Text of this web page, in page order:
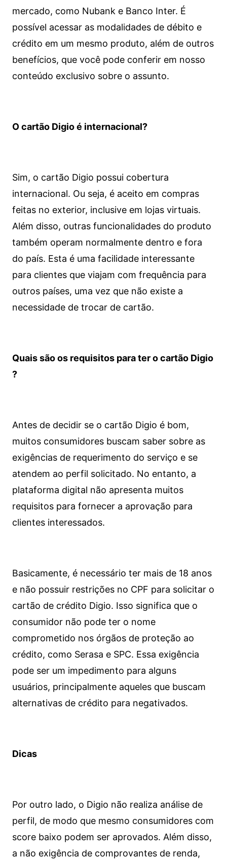
mercado, como Nubank e Banco Inter. É
possível acessar as modalidades de débito e
crédito em um mesmo produto, além de outros
benefícios, que você pode conferir em nosso
conteúdo exclusivo sobre o assunto.
O cartão Digio é internacional?
Sim, o cartão Digio possui cobertura
internacional. Ou seja, é aceito em compras
feitas no exterior, inclusive em lojas virtuais.
Além disso, outras funcionalidades do produto
também operam normalmente dentro e fora
do país. Esta é uma facilidade interessante
para clientes que viajam com frequência para
outros países, uma vez que não existe a
necessidade de trocar de cartão.
Quais são os requisitos para ter o cartão Digio
?
Antes de decidir se o cartão Digio é bom,
muitos consumidores buscam saber sobre as
exigências de requerimento do serviço e se
atendem ao perfil solicitado. No entanto, a
plataforma digital não apresenta muitos
requisitos para fornecer a aprovação para
clientes interessados.
Basicamente, é necessário ter mais de 18 anos
e não possuir restrições no CPF para solicitar o
cartão de crédito Digio. Isso significa que o
consumidor não pode ter o nome
comprometido nos órgãos de proteção ao
crédito, como Serasa e SPC. Essa exigência
pode ser um impedimento para alguns
usuários, principalmente aqueles que buscam
alternativas de crédito para negativados.
Dicas
Por outro lado, o Digio não realiza análise de
perfil, de modo que mesmo consumidores com
score baixo podem ser aprovados. Além disso,
a não exigência de comprovantes de renda,